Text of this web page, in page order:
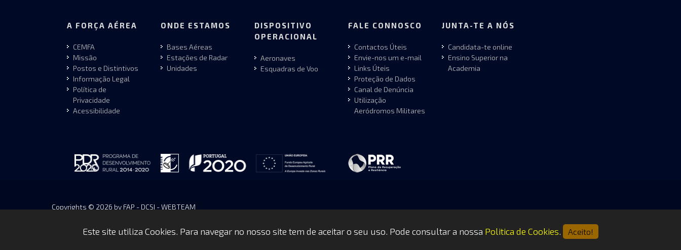
A FORÇA AÉREA
CEMFA
Missão
Postos e Distintivos
Informação Legal
Política de
Privacidade
Acessibilidade
ONDE ESTAMOS
Bases Aéreas
Estações de Radar
Unidades
DISPOSITIVO
OPERACIONAL
Aeronaves
Esquadras de Voo
FALE CONNOSCO
Contactos Úteis
Envie-nos um e-mail
Links Úteis
Proteção de Dados
Canal de Denúncia
Utilização
Aeródromos Militares
JUNTA-TE A NÓS
Candidata-te online
Ensino Superior na
Academia
Copyrights © 2026 by FAP - DCSI - WEBTEAM
Este site utiliza Cookies. Para navegar no nosso site tem de aceitar o seu uso. Pode consultar a nossa Politica de Cookies. Aceito!